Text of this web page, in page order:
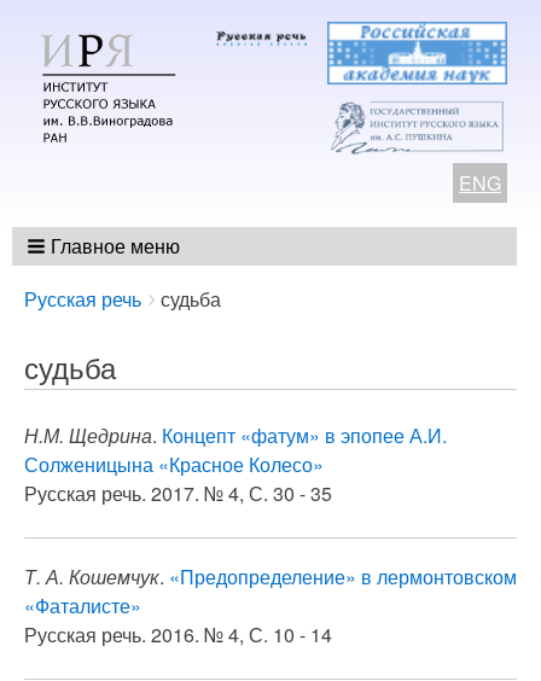
ENG
Главное меню
Breadcrumbs
You
here:
Русская речь судьба
судьба
Н.М. Щедрина. Концепт «фатум» в эпопее А.И.
Солженицына «Красное Колесо»
Русская речь. 2017. № 4, С. 30 - 35
Т. А. Кошемчук. «Предопределение» в лермонтовском
«Фаталисте»
Русская речь. 2016. № 4, С. 10 - 14